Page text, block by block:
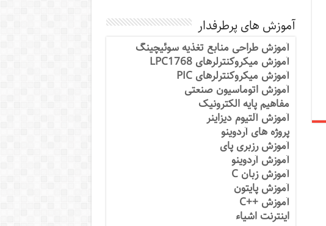
آموزش های پرطرفدار
آموزش طراحی منابع تغذیه سوئیچینگ
آموزش میکروکنترلرهای LPC1768
آموزش میکروکنترلرهای PIC
آموزش اتوماسیون صنعتی
مفاهیم پایه الکترونیک
آموزش آلتیوم دیزاینر
پروژه های آردوینو
آموزش رزبری پای
آموزش آردوینو
آموزش زبان C
آموزش پایتون
آموزش ++C
اینترنت اشیاء